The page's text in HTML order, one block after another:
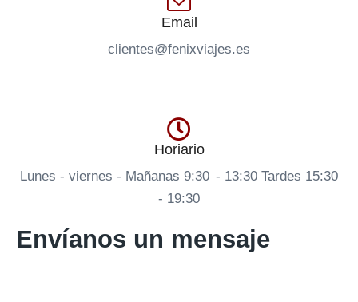
Email
clientes@fenixviajes.es
Horiario
Lunes - viernes - Mañanas 9:30 - 13:30 Tardes 15:30
- 19:30
Envíanos un mensaje